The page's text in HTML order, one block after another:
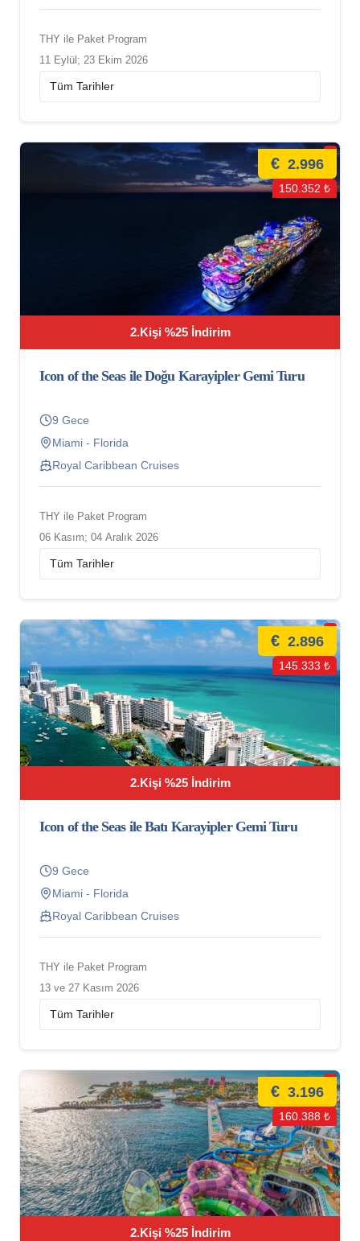
THY ile Paket Program
11 Eylül; 23 Ekim 2026
2.Kişi %25 İndirim
€ 2.996
150.352 ₺
Icon of the Seas ile Doğu Karayipler Gemi Turu
9 Gece
Miami - Florida
Royal Caribbean Cruises
THY ile Paket Program
06 Kasım; 04 Aralık 2026
2.Kişi %25 İndirim
€ 2.896
145.333 ₺
Icon of the Seas ile Batı Karayipler Gemi Turu
9 Gece
Miami - Florida
Royal Caribbean Cruises
THY ile Paket Program
13 ve 27 Kasım 2026
2.Kişi %25 İndirim
€ 3.196
160.388 ₺